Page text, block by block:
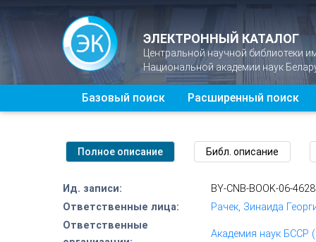
ЭЛЕКТРОННЫЙ КАТАЛОГ
Центральной научной библиотеки
Национальной академии наук
Базовый поиск Расширенный поиск
Ид. записи:
BY-CNB-BOOK-06-
Ответственные лица:
Рачек, Зинаида
Ответственные
Академия наук БССР